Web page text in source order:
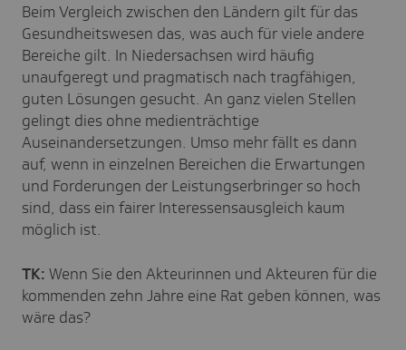
Beim Vergleich zwischen den Ländern gilt für das
Gesundheitswesen das, was auch für viele andere
Bereiche gilt. In Niedersachsen wird häufig
unaufgeregt und pragmatisch nach tragfähigen,
guten Lösungen gesucht. An ganz vielen Stellen
gelingt dies ohne medienträchtige
Auseinandersetzungen. Umso mehr fällt es dann
auf, wenn in einzelnen Bereichen die Erwartungen
und Forderungen der Leistungserbringer so hoch
sind, dass ein fairer Interessensausgleich kaum
möglich ist.
TK: Wenn Sie den Akteurinnen und Akteuren für die
kommenden zehn Jahre eine Rat geben können, was
wäre das?